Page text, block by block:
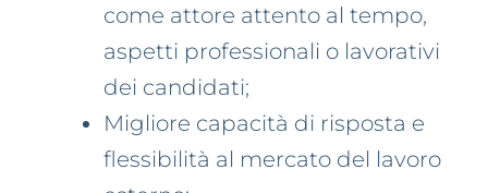
come attore attento al tempo,
aspetti professionali o lavorativi
dei candidati;
Migliore capacità di risposta e
flessibilità al mercato del lavoro